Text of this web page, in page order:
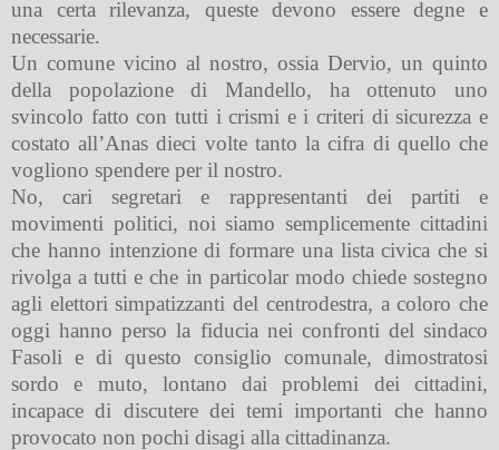
una certa rilevanza, queste devono essere degne e
necessarie.
Un comune vicino al nostro, ossia Dervio, un quinto
della popolazione di Mandello, ha ottenuto uno
svincolo fatto con tutti i crismi e i criteri di sicurezza e
costato all’Anas dieci volte tanto la cifra di quello che
vogliono spendere per il nostro.
No, cari segretari e rappresentanti dei partiti e
movimenti politici, noi siamo semplicemente cittadini
che hanno intenzione di formare una lista civica che si
rivolga a tutti e che in particolar modo chiede sostegno
agli elettori simpatizzanti del centrodestra, a coloro che
oggi hanno perso la fiducia nei confronti del sindaco
Fasoli e di questo consiglio comunale, dimostratosi
sordo e muto, lontano dai problemi dei cittadini,
incapace di discutere dei temi importanti che hanno
provocato non pochi disagi alla cittadinanza.